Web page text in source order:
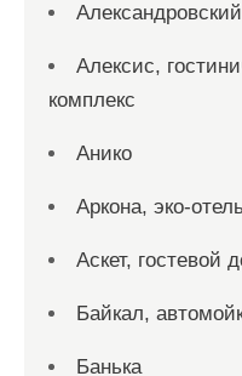
Алексис,
комплекс
Анико
Аркона, эко-отель
Аскет, гостевой
Байкал,
Банька